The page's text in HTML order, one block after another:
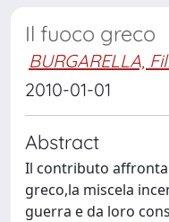
Il fuoco greco
BURGARELLA,
2010-01-01
Abstract
Il contributo
greco,la miscela
guerra e da loro